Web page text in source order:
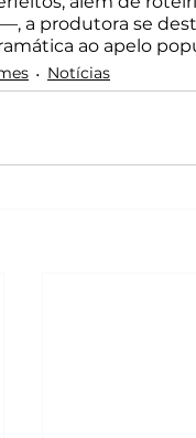
a produtora se
ao apelo
Notícias